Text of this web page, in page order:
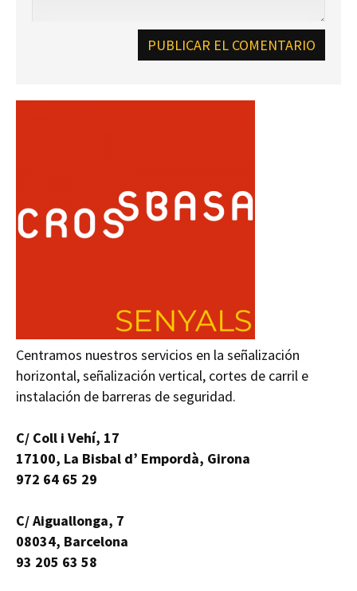
Centramos nuestros servicios en la señalización
horizontal, señalización vertical, cortes de carril e
instalación de barreras de seguridad.
C/ Coll i Vehí, 17
17100, La Bisbal d’ Empordà, Girona
972 64 65 29
C/ Aiguallonga, 7
08034, Barcelona
93 205 63 58